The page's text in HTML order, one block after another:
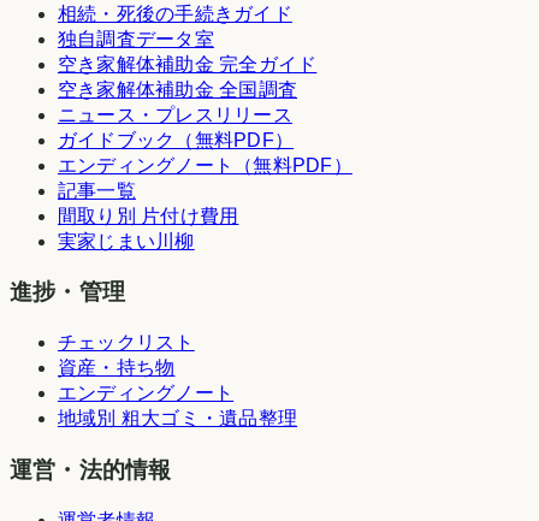
相続・死後の手続きガイド
独自調査データ室
空き家解体補助金 完全ガイド
空き家解体補助金 全国調査
ニュース・プレスリリース
ガイドブック（無料PDF）
エンディングノート（無料PDF）
記事一覧
間取り別 片付け費用
実家じまい川柳
進捗・管理
チェックリスト
資産・持ち物
エンディングノート
地域別 粗大ゴミ・遺品整理
運営・法的情報